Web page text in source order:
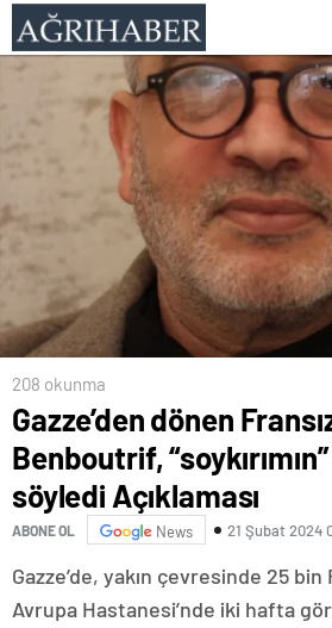
208 okunma
Gazze’den dönen
Benboutrif,
söyledi Açıklaması
ABONE OL News 21 Şubat 2024
Gazze’de, yakın çevresinde 25 bin
Avrupa Hastanesi’nde iki hafta